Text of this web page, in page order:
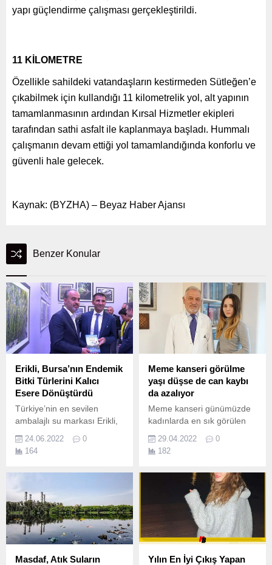
yapı güçlendirme çalışması gerçekleştirildi.
11 KİLOMETRE
Özellikle sahildeki vatandaşların kestirmeden Sütleğen’e
çıkabilmek için kullandığı 11 kilometrelik yol, alt yapının
tamamlanmasının ardından Kırsal Hizmetler ekipleri
tarafından sathi asfalt ile kaplanmaya başladı. Hummalı
çalışmanın devam ettiği yol tamamlandığında konforlu ve
güvenli hale gelecek.
Kaynak: (BYZHA) – Beyaz Haber Ajansı
Benzer Konular
Erikli, Bursa’nın Endemik
Bitki Türlerini Kalıcı
Esere Dönüştürdü
Türkiye’nin en sevilen
ambalajlı su markası Erikli,
Korumamız Gerekli
İnisiyatifi kapsamında Bursa
ve Uludağ’da yetişen
24.06.2022
0
164
Meme kanseri görülme
yaşı düşse de can kaybı
da azalıyor
Meme kanseri günümüzde
kadınlarda en sık görülen
kanser türü ve gün geçtikçe
de görülme yaşı düşüyor.
29.04.2022
0
182
Masdaf, Atık Suların
Yılın En İyi Çıkış Yapan